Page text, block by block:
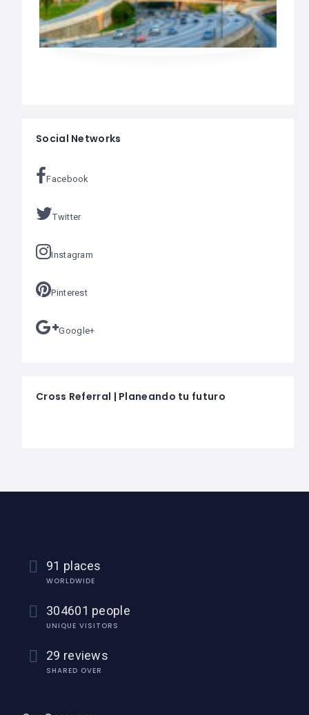
Social Networks
Facebook
Twitter
Instagram
Pinterest
Google+
Cross Referral | Planeando tu futuro
91 places
WORLDWIDE
304601 people
UNIQUE VISITORS
29 reviews
SHARED OVER